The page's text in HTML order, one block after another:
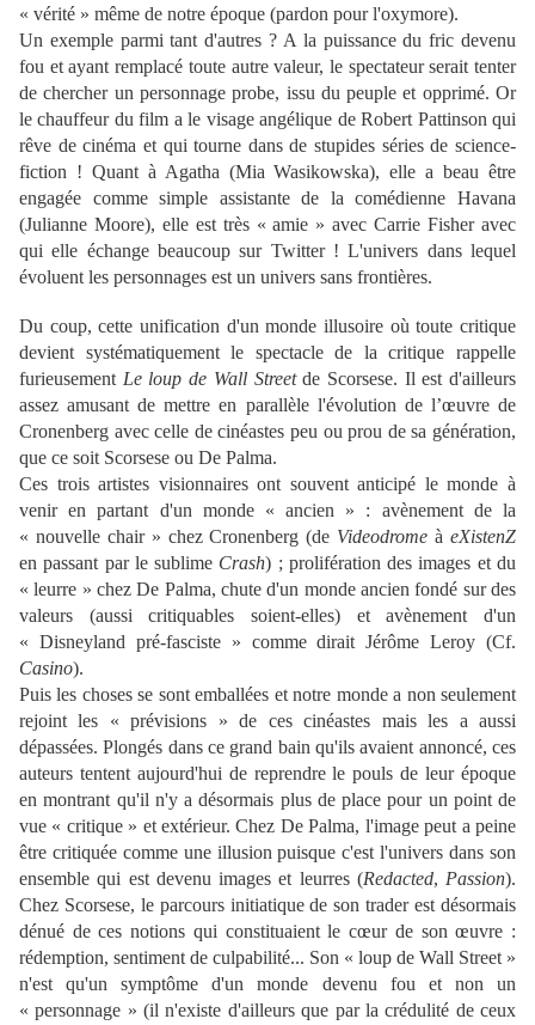
« vérité » même de notre époque (pardon pour l'oxymore).
Un exemple parmi tant d'autres ? A la puissance du fric devenu
fou et ayant remplacé toute autre valeur, le spectateur serait tenter
de chercher un personnage probe, issu du peuple et opprimé. Or
le chauffeur du film a le visage angélique de Robert Pattinson qui
rêve de cinéma et qui tourne dans de stupides séries de science-
fiction ! Quant à Agatha (Mia Wasikowska), elle a beau être
engagée comme simple assistante de la comédienne Havana
(Julianne Moore), elle est très « amie » avec Carrie Fisher avec
qui elle échange beaucoup sur Twitter ! L'univers dans lequel
évoluent les personnages est un univers sans frontières.
Du coup, cette unification d'un monde illusoire où toute critique
devient systématiquement le spectacle de la critique rappelle
furieusement Le loup de Wall Streetde Scorsese. Il est d'ailleurs
assez amusant de mettre en parallèle l'évolution de l’œuvre de
Cronenberg avec celle de cinéastes peu ou prou de sa génération,
que ce soit Scorsese ou De Palma.
Ces trois artistes visionnaires ont souvent anticipé le monde à
venir en partant d'un monde « ancien » : avènement de la
« nouvelle chair » chez Cronenberg (de Videodrome àeXistenZ
en passant par le sublime Crash) ; prolifération des images et du
« leurre » chez De Palma, chute d'un monde ancien fondé sur des
valeurs (aussi critiquables soient-elles) et avènement d'un
« Disneyland pré-fasciste » comme dirait Jérôme Leroy (Cf.
Casino).
Puis les choses se sont emballées et notre monde a non seulement
rejoint les « prévisions » de ces cinéastes mais les a aussi
dépassées. Plongés dans ce grand bain qu'ils avaient annoncé, ces
auteurs tentent aujourd'hui de reprendre le pouls de leur époque
en montrant qu'il n'y a désormais plus de place pour un point de
vue « critique » et extérieur. Chez De Palma, l'image peut a peine
être critiquée comme une illusion puisque c'est l'univers dans son
ensemble qui est devenu images et leurres (Redacted, Passion).
Chez Scorsese, le parcours initiatique de son trader est désormais
dénué de ces notions qui constituaient le cœur de son œuvre :
rédemption, sentiment de culpabilité... Son « loup de Wall Street »
n'est qu'un symptôme d'un monde devenu fou et non un
« personnage » (il n'existe d'ailleurs que par la crédulité de ceux